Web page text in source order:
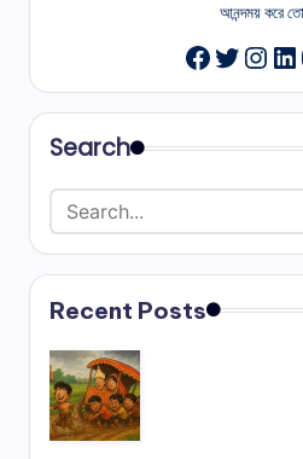
আনন্দময় করে
Search
Recent Posts